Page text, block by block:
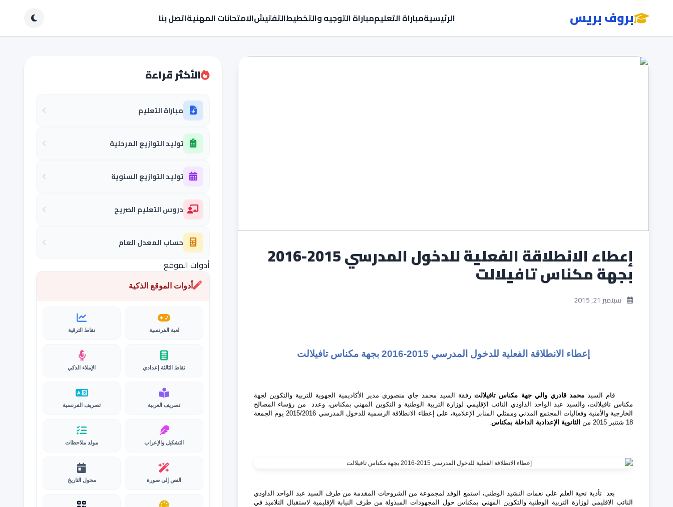
بروف بريس الرئيسيةمباراة التعليممباراة التوجيه والتخطيطالتفتيشالامتحانات المهنيةاتصل بنا
إعطاء الانطلاقة الفعلية للدخول المدرسي 2015-2016
بجهة مكناس تافيلالت
سبتمبر 21, 2015
إعطاء الانطلاقة الفعلية للدخول المدرسي 2015-2016 بجهة مكناس تافيلالت
قام السيدمحمد قادري والي جهة مكناس تافيلالترفقة السيد محمد جاي منصوري مدير الأكاديمية الجهوية للتربية والتكوين لجهة
مكناس تافيلالت، والسيد عبد الواحد الداودي النائب الإقليمي لوزارة التربية الوطنية و التكوين المهني بمكناس، وعدد من رؤساء المصالح
الخارجية والأمنية وفعاليات المجتمع المدني وممثلي المنابر الإعلامية، على إعطاء الانطلاقة الرسمية للدخول المدرسي 2015/2016 يوم الجمعة
18 شتنبر 2015 من
الثانوية الإعدادية الداخلة بمكناس.
بعد تأدية تحية العلم على نغمات النشيد الوطني، استمع الوفد لمجموعة من الشروحات المقدمة من طرف السيد عبد الواحد الداودي
النائب الاقليمي لوزارة التربية الوطنية والتكوين المهني بمكناس حول المجهودات المبذولة من طرف النيابة الإقليمية لاستقبال التلاميذ في
الأكثر قراءة
مباراة التعليم
توليد التوازيع المرحلية
توليد التوازيع السنوية
دروس التعليم الصريح
حساب المعدل العام
أدوات الموقع
أدوات الموقع الذكية
لعبة الفرنسية نقاط الترقية
نقاط الثالثة إعدادي الإملاء الذكي
تصريف العربية تصريف الفرنسية
التشكيل والإعراب مولد ملاحظات
النص إلى صورة محول التاريخ